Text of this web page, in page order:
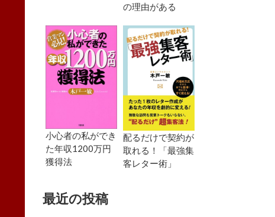
の理由がある
小心者の私ができ
た年収1200万円
獲得法
配るだけで契約が
取れる！「最強集
客レター術」
最近の投稿